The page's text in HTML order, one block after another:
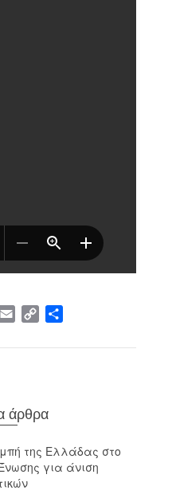
Pinterest
Email Copy
άρθρα
της Ελλάδας στο
για άνιση